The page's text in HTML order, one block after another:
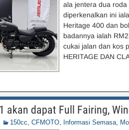
ala jentera dua
diperkenalkan ini
Heritage 400 dan
badannya ialah
cukai jalan dan kos
HERITAGE DAN
akan dapat Full Fairing,
150cc, CFMOTO, Informasi Semasa,